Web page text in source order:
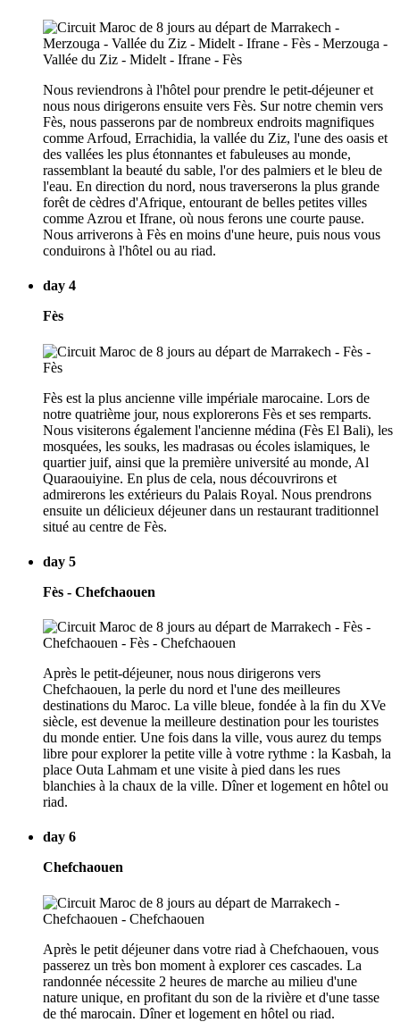
Nous reviendrons à l'hôtel pour prendre le petit-déjeuner et
nous nous dirigerons ensuite vers Fès. Sur notre chemin vers
Fès, nous passerons par de nombreux endroits magnifiques
comme Arfoud, Errachidia, la vallée du Ziz, l'une des oasis et
des vallées les plus étonnantes et fabuleuses au monde,
rassemblant la beauté du sable, l'or des palmiers et le bleu de
l'eau. En direction du nord, nous traverserons la plus grande
forêt de cèdres d'Afrique, entourant de belles petites villes
comme Azrou et Ifrane, où nous ferons une courte pause.
Nous arriverons à Fès en moins d'une heure, puis nous vous
conduirons à l'hôtel ou au riad.
day 4
Fès
Fès est la plus ancienne ville impériale marocaine. Lors de
notre quatrième jour, nous explorerons Fès et ses remparts.
Nous visiterons également l'ancienne médina (Fès El Bali), les
mosquées, les souks, les madrasas ou écoles islamiques, le
quartier juif, ainsi que la première université au monde, Al
Quaraouiyine. En plus de cela, nous découvrirons et
admirerons les extérieurs du Palais Royal. Nous prendrons
ensuite un délicieux déjeuner dans un restaurant traditionnel
situé au centre de Fès.
day 5
Fès - Chefchaouen
Après le petit-déjeuner, nous nous dirigerons vers
Chefchaouen, la perle du nord et l'une des meilleures
destinations du Maroc. La ville bleue, fondée à la fin du XVe
siècle, est devenue la meilleure destination pour les touristes
du monde entier. Une fois dans la ville, vous aurez du temps
libre pour explorer la petite ville à votre rythme : la Kasbah, la
place Outa Lahmam et une visite à pied dans les rues
blanchies à la chaux de la ville. Dîner et logement en hôtel ou
riad.
day 6
Chefchaouen
Après le petit déjeuner dans votre riad à Chefchaouen, vous
passerez un très bon moment à explorer ces cascades. La
randonnée nécessite 2 heures de marche au milieu d'une
nature unique, en profitant du son de la rivière et d'une tasse
de thé marocain. Dîner et logement en hôtel ou riad.